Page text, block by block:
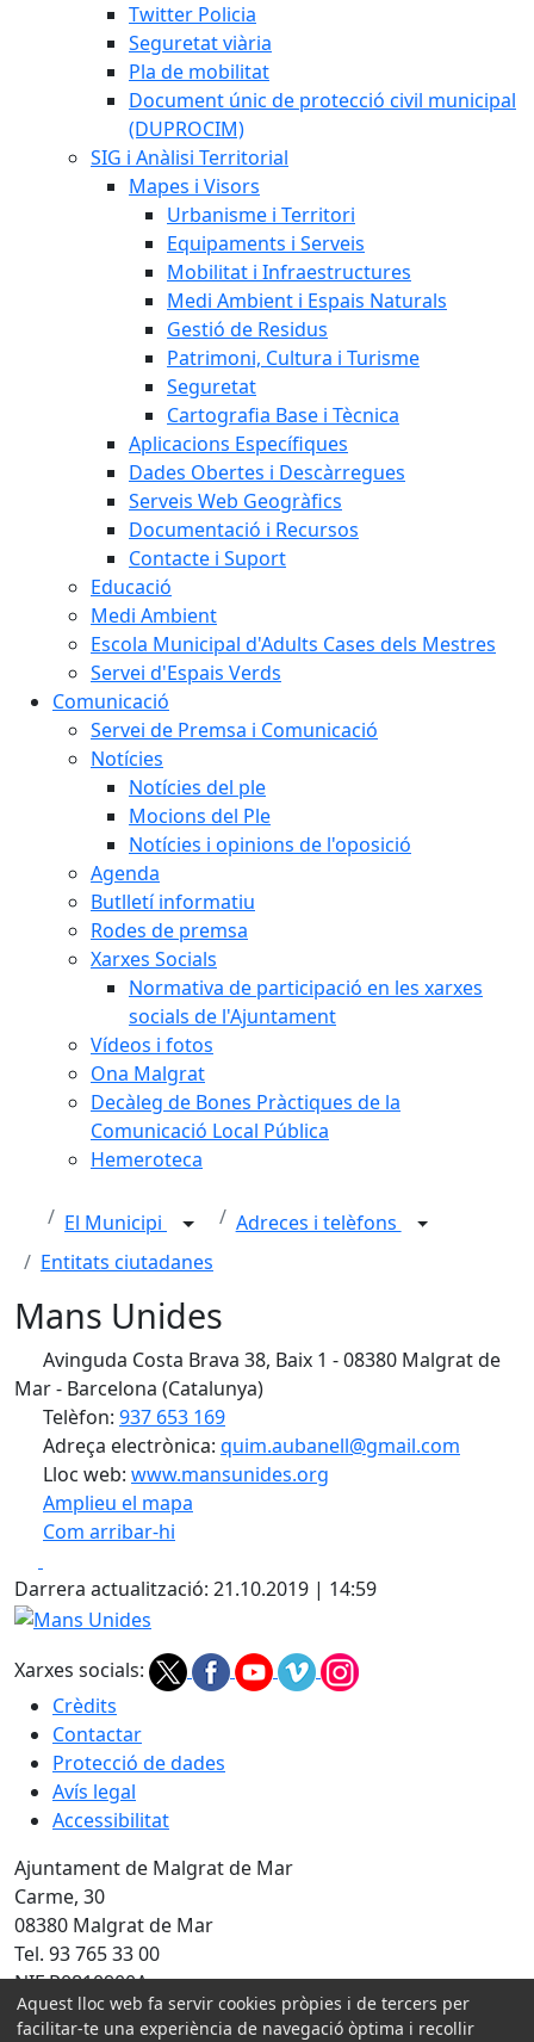
Twitter Policia
Seguretat viària
Pla de mobilitat
Document únic de protecció civil municipal
(DUPROCIM)
SIG i Anàlisi Territorial
Mapes i Visors
Urbanisme i Territori
Equipaments i Serveis
Mobilitat i Infraestructures
Medi Ambient i Espais Naturals
Gestió de Residus
Patrimoni, Cultura i Turisme
Seguretat
Cartografia Base i Tècnica
Aplicacions Específiques
Dades Obertes i Descàrregues
Serveis Web Geogràfics
Documentació i Recursos
Contacte i Suport
Educació
Medi Ambient
Escola Municipal d'Adults Cases dels Mestres
Servei d'Espais Verds
Comunicació
Servei de Premsa i Comunicació
Notícies
Notícies del ple
Mocions del Ple
Notícies i opinions de l'oposició
Agenda
Butlletí informatiu
Rodes de premsa
Xarxes Socials
Normativa de participació en les xarxes
socials de l'Ajuntament
Vídeos i fotos
Ona Malgrat
Decàleg de Bones Pràctiques de la
Comunicació Local Pública
Hemeroteca
El Municipi
Adreces i telèfons
Entitats ciutadanes
Mans Unides
Avinguda Costa Brava 38, Baix 1 - 08380 Malgrat de
Mar - Barcelona (Catalunya)
Telèfon: 937 653 169
Adreça electrònica: quim.aubanell@gmail.com
Lloc web: www.mansunides.org
Amplieu el mapa
Com arribar-hi
+
−
Darrera actualització: 21.10.2019 | 14:59
Mans Unides
Xarxes socials:
Crèdits
Contactar
Protecció de dades
Avís legal
Accessibilitat
Ajuntament de Malgrat de Mar
Carme, 30
08380 Malgrat de Mar
Tel. 93 765 33 00
NIF P0810900A
Amb la col·laboració de:
Aquest lloc web fa servir cookies pròpies i de tercers per
facilitar-te una experiència de navegació òptima i recollir